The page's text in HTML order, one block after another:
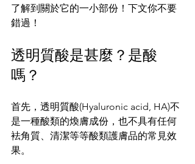
了解到關於它的一小部份！下文你不要
錯過！
透明質酸是甚麼？是酸
嗎？
首先，透明質酸(Hyaluronic acid, HA)不
是一種酸類的煥膚成份，也不具有任何
袪角質、清潔等等酸類護膚品的常見效
果。